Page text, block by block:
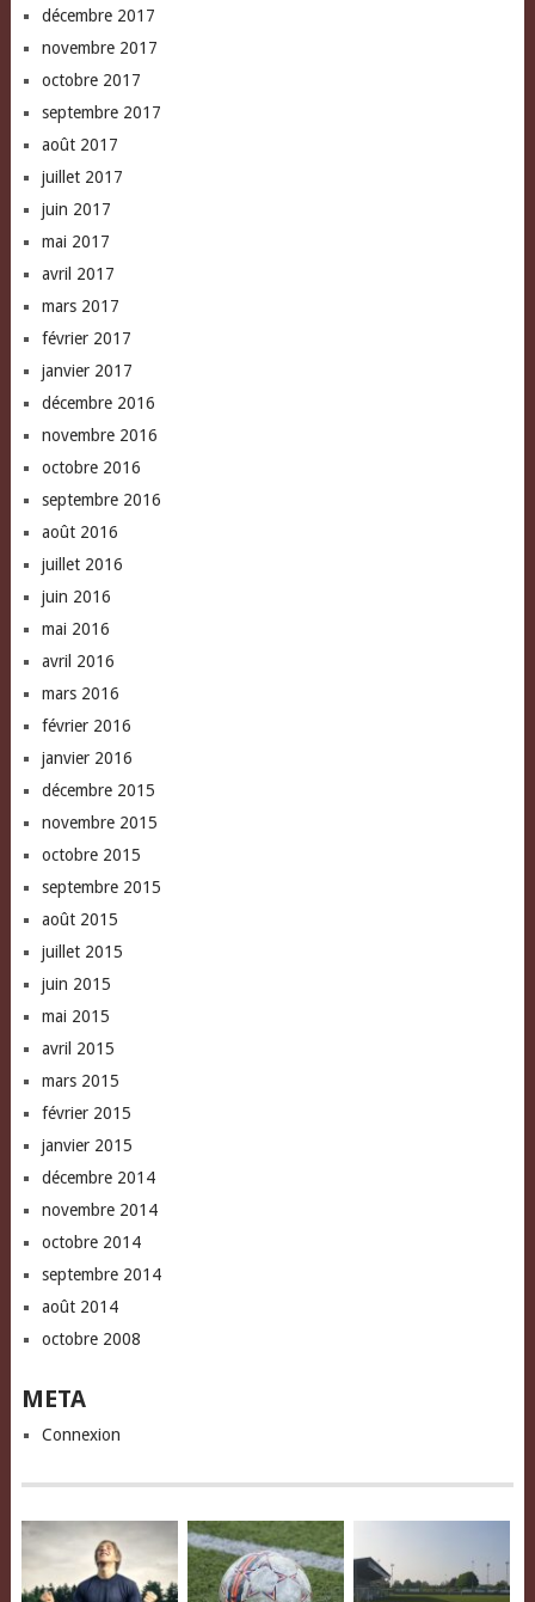
décembre 2017
novembre 2017
octobre 2017
septembre 2017
août 2017
juillet 2017
juin 2017
mai 2017
avril 2017
mars 2017
février 2017
janvier 2017
décembre 2016
novembre 2016
octobre 2016
septembre 2016
août 2016
juillet 2016
juin 2016
mai 2016
avril 2016
mars 2016
février 2016
janvier 2016
décembre 2015
novembre 2015
octobre 2015
septembre 2015
août 2015
juillet 2015
juin 2015
mai 2015
avril 2015
mars 2015
février 2015
janvier 2015
décembre 2014
novembre 2014
octobre 2014
septembre 2014
août 2014
octobre 2008
META
Connexion